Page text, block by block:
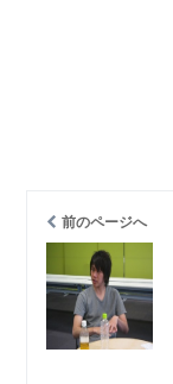
前のページへ